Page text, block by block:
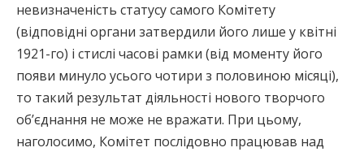
невизначеність статусу самого Комітету
(відповідні органи затвердили його лише у квітні
1921-го) і стислі часові рамки (від моменту його
появи минуло усього чотири з половиною місяці),
то такий результат діяльності нового творчого
об’єднання не може не вражати. При цьому,
наголосимо, Комітет послідовно працював над